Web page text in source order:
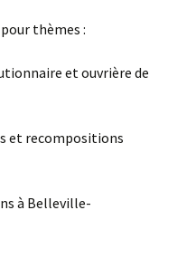
thèmes :
et ouvrière de
et recompositions
à Belleville-